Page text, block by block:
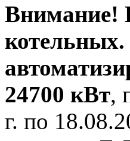
Внимание!
24700 кВт,
г. по